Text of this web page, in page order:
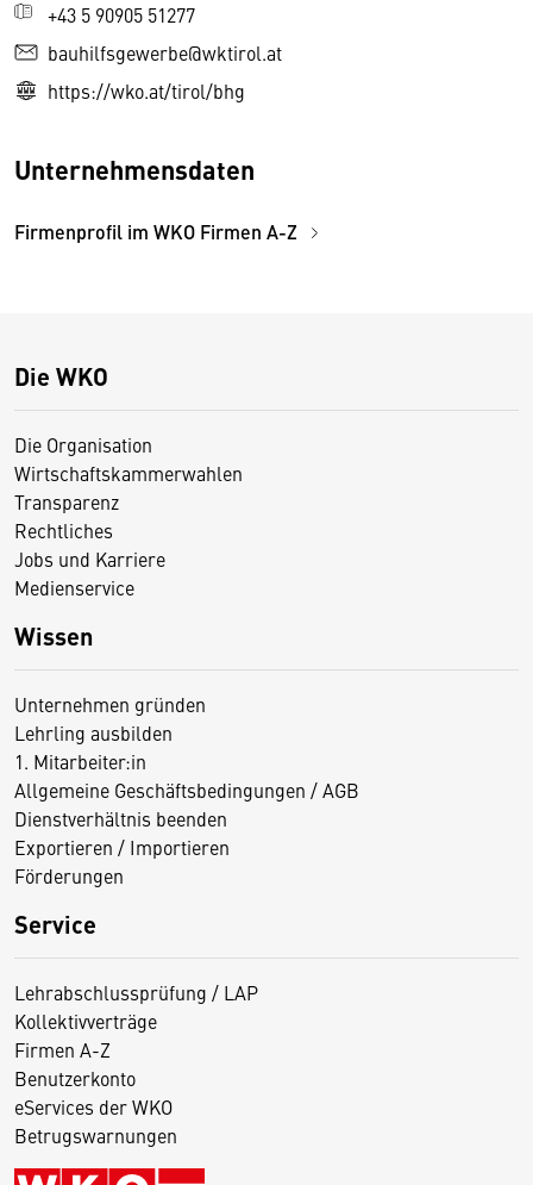
+43 5 90905 51277
bauhilfsgewerbe@wktirol.at
https://wko.at/tirol/bhg
Unternehmensdaten
Firmenprofil im WKO Firmen A-Z
Die WKO
Die Organisation
Wirtschaftskammerwahlen
Transparenz
Rechtliches
Jobs und Karriere
Medienservice
Wissen
Unternehmen gründen
Lehrling ausbilden
1. Mitarbeiter:in
Allgemeine Geschäftsbedingungen / AGB
Dienstverhältnis beenden
Exportieren / Importieren
Förderungen
Service
Lehrabschlussprüfung / LAP
Kollektivverträge
Firmen A-Z
Benutzerkonto
eServices der WKO
Betrugswarnungen